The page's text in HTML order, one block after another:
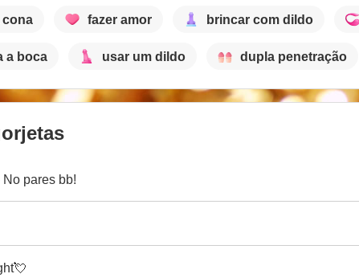
cona fazer amor brincar com dildo
a boca usar um dildo dupla penetração
pares bb!